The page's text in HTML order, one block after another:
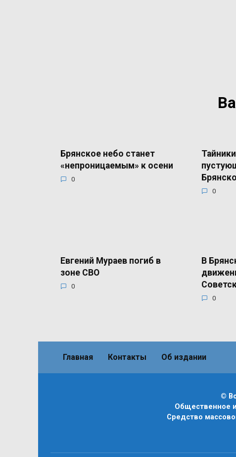
Брянское небо станет
«непроницаемым» к осени
0
0
Евгений Мураев погиб в
зоне СВО
0
В
0
Главная Контакты Об издании
©
Общественное
Средство